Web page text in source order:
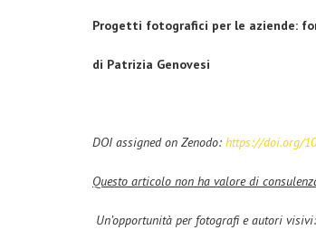
Progetti fotografici per le aziende:
di Patrizia Genovesi
DOI assigned on Zenodo: https://doi.org/
Questo articolo non ha valore di
Un’opportunità per fotografi e autori